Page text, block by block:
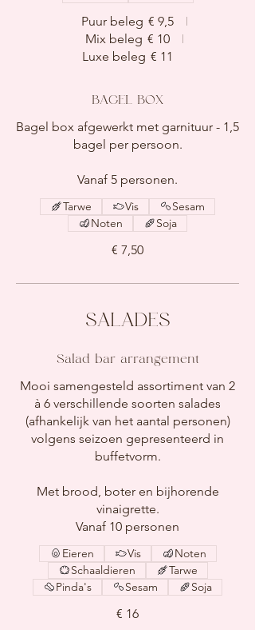
Puur beleg € 9,5
Mix beleg € 10
Luxe beleg € 11
BAGEL BOX
Bagel box afgewerkt met garnituur - 1,5
bagel per persoon.
Vanaf 5 personen.
€ 7,50
Tarwe Vis
Sesam
Noten
Soja
SALADES
Salad bar arrangement
Mooi samengesteld assortiment van 2
à 6 verschillende soorten salades
(afhankelijk van het aantal personen)
volgens seizoen gepresenteerd in
buffetvorm.
Met brood, boter en bijhorende
vinaigrette.
Vanaf 10 personen
€ 16
Eieren Vis
Noten
Schaaldieren
Tarwe
Pinda's
Sesam Soja